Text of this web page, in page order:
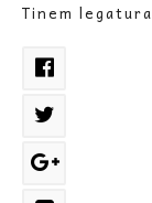
Tinem legatura